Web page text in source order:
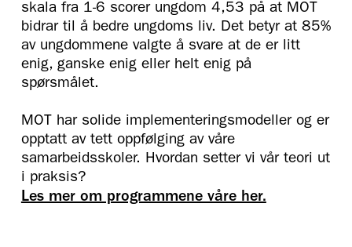
skala fra 1-6 scorer ungdom 4,53 på at MOT
bidrar til å bedre ungdoms liv. Det betyr at 85%
av ungdommene valgte å svare at de er litt
enig, ganske enig eller helt enig på
spørsmålet.
MOT har solide implementeringsmodeller og er
opptatt av tett oppfølging av våre
samarbeidsskoler. Hvordan setter vi vår teori ut
i praksis?
Les mer om programmene våre her.